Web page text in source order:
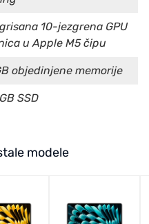
10-jezgrena GPU
u Apple M5 čipu
objedinjene memorije
SSD
modele